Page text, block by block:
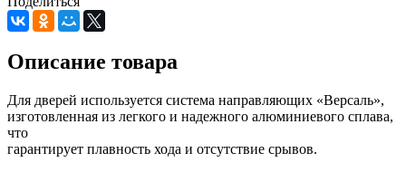
Описание товара
Для дверей используется система направляющих «Версаль»,
изготовленная из легкого и надежного алюминиевого сплава,
что
гарантирует плавность хода и отсутствие срывов.